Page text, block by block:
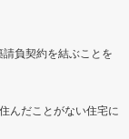
負契約を結ぶことを
んだことがない住宅に